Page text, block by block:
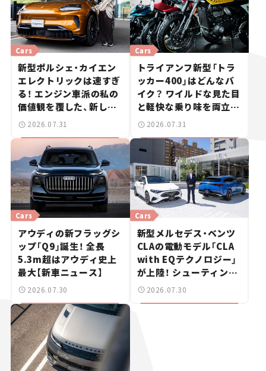
Cars
新型ポルシェ・カイエン
エレクトリックは速すぎ
る！ エンジン車派の私の
価値観を覆した、新しい
ポルシェの走り。
2026.07.31
Cars
トライアンフ新型「トラ
ッカー400」はどんなバ
イク？ ワイルドな見た目
と軽快な乗り味を両立し
た400ccフラットトラッ
2026.07.31
Cars
アウディの新フラッグシ
ップ「Q9」誕生！ 全長
5.3m超はアウディ史上
最大【新車ニュース】
2026.07.30
Cars
新型メルセデス・ベンツ
CLAの電動モデル「CLA
with EQテクノロジー」
が上陸！ シューティング
ブレークも発売【新車ニ
2026.07.30